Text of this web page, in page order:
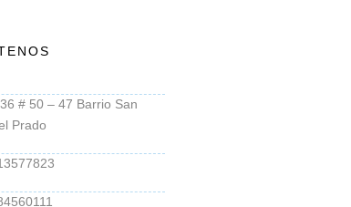
# 50 – 47 Barrio San
Prado